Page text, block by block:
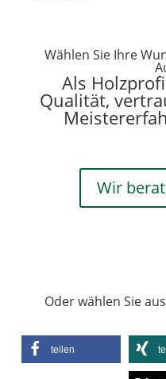
Wählen Sie Ihre
Als
Qualität,
Wir
Oder wählen Sie
teilen